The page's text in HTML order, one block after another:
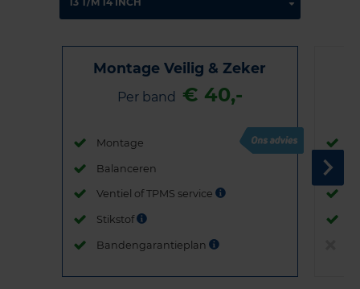
Montage Veilig & Zeker
Per band € 40,-
Montage
Balanceren
Ventiel of TPMS service
Stikstof
Bandengarantieplan